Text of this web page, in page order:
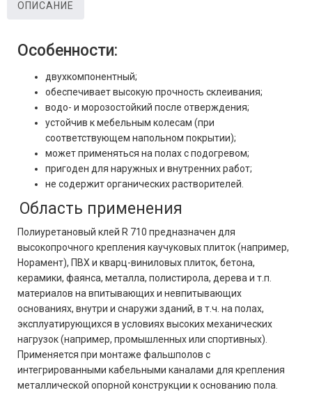
ОПИСАНИЕ
Особенности:
двухкомпонентный;
обеспечивает высокую прочность склеивания;
водо- и морозостойкий после отверждения;
устойчив к мебельным колесам (при
соответствующем напольном покрытии);
может применяться на полах с подогревом;
пригоден для наружных и внутренних работ;
не содержит органических растворителей.
Область применения
Полиуретановый клей R 710 предназначен для
высокопрочного крепления каучуковых плиток (например,
Норамент), ПВХ и кварц-виниловых плиток, бетона,
керамики, фаянса, металла, полистирола, дерева и т.п.
материалов на впитывающих и невпитывающих
основаниях, внутри и снаружи зданий, в т.ч. на полах,
эксплуатирующихся в условиях высоких механических
нагрузок (например, промышленных или спортивных).
Применяется при монтаже фальшполов с
интегрированными кабельными каналами для крепления
металлической опорной конструкции к основанию пола.